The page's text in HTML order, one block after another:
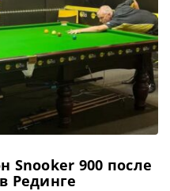
900 после
Рединге